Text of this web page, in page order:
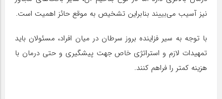
نیز آسیب می‌بییند بنابراین تشخیص به موقع حائز اهمیت است.
با توجه به سیر فزاینده بروز سرطان در میان افراد، مسئولان باید
تمهیدات لازم و استراتژی خاص جهت پیشگیری و حتی درمان با
هزینه کمتر را فراهم کنند.